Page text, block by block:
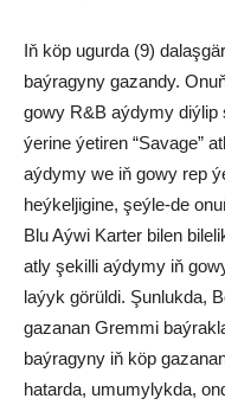
Iň köp ugurda (9)
baýragyny gazandy.
gowy R&B aýdymy diýlip
ýerine ýetiren “Savage”
aýdymy we iň gowy rep
heýkeljigine, şeýle-de
Blu Aýwi Karter bilen
atly şekilli aýdymy iň
laýyk görüldi. Şunlukda,
gazanan Gremmi
baýragyny iň köp
hatarda, umumylykda,